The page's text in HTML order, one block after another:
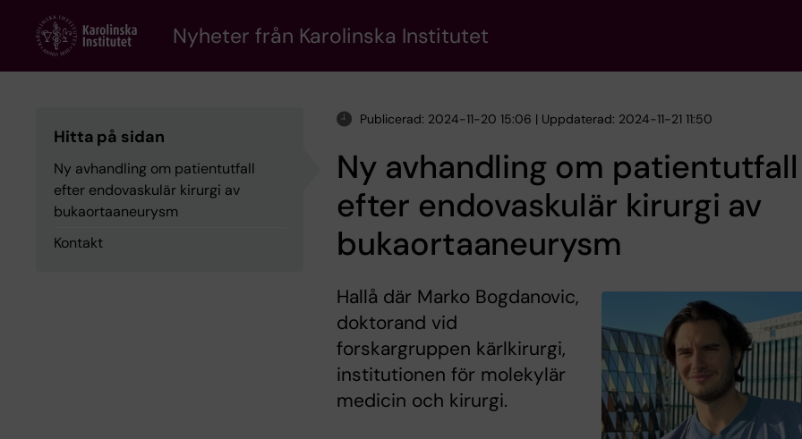
content
Nyheter från Karolinska Institutet
Hitta på sidan
Ny avhandling om patientutfall
efter endovaskulär kirurgi av
bukaortaaneurysm
Kontakt
Publicerad: 2024-11-20 15:06 | Uppdaterad: 2024-11-21 11:50
Ny avhandling om patientutfall
efter endovaskulär kirurgi av
bukaortaaneurysm
Hallå där Marko Bogdanovic,
doktorand vid
forskargruppen kärlkirurgi,
institutionen för molekylär
medicin och kirurgi.